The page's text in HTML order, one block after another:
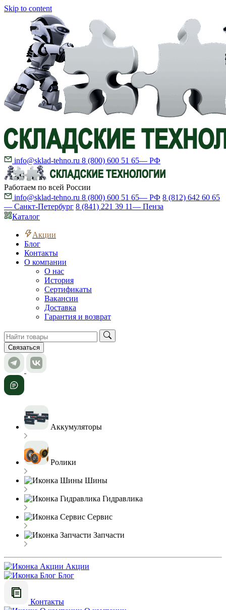
Skip to content
info@sklad-tehno.ru 8 (800) 600 51 65— РФ
Работаем по всей России
info@sklad-tehno.ru 8 (800) 600 51 65— РФ 8 (812) 642 60 65
— Санкт-Петербург 8 (841) 221 39 11— Пенза
Каталог
Акции
Блог
Контакты
О компании
О нас
История
Сертификаты
Вакансии
Доставка
Гарантия и возврат
Связаться
Аккумуляторы
Ролики
Шины
Гидравлика
Сервис
Запчасти
Акции
Блог
Контакты